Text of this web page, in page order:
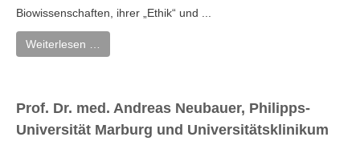
Biowissenschaften, ihrer „Ethik“ und ...
Weiterlesen …
Prof. Dr. med. Andreas Neubauer, Philipps-
Universität Marburg und Universitätsklinikum